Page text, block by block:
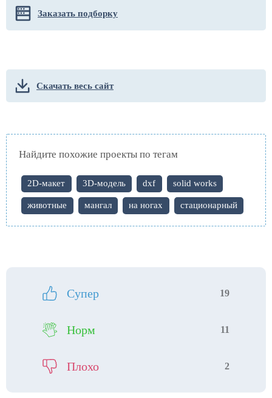
Заказать подборку
Скачать весь сайт
Найдите похожие проекты по тегам
2D-макет 3D-модель dxf solid works
животные мангал на ногах стационарный
Супер 19
Норм 11
Плохо 2